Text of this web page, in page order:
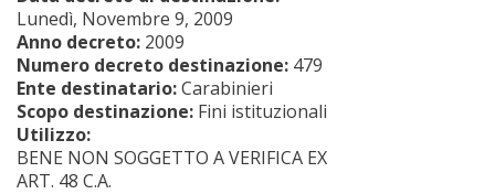
Lunedì, Novembre 9, 2009
Anno decreto: 2009
Numero decreto destinazione: 479
Ente destinatario:Carabinieri
Scopo destinazione: Fini istituzionali
Utilizzo:
BENE NON SOGGETTO A VERIFICA EX
ART. 48 C.A.